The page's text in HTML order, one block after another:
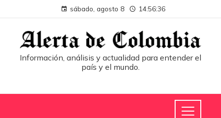
sábado, agosto 8 14:56:36
Información, análisis y actualidad para entender el
país y el mundo.